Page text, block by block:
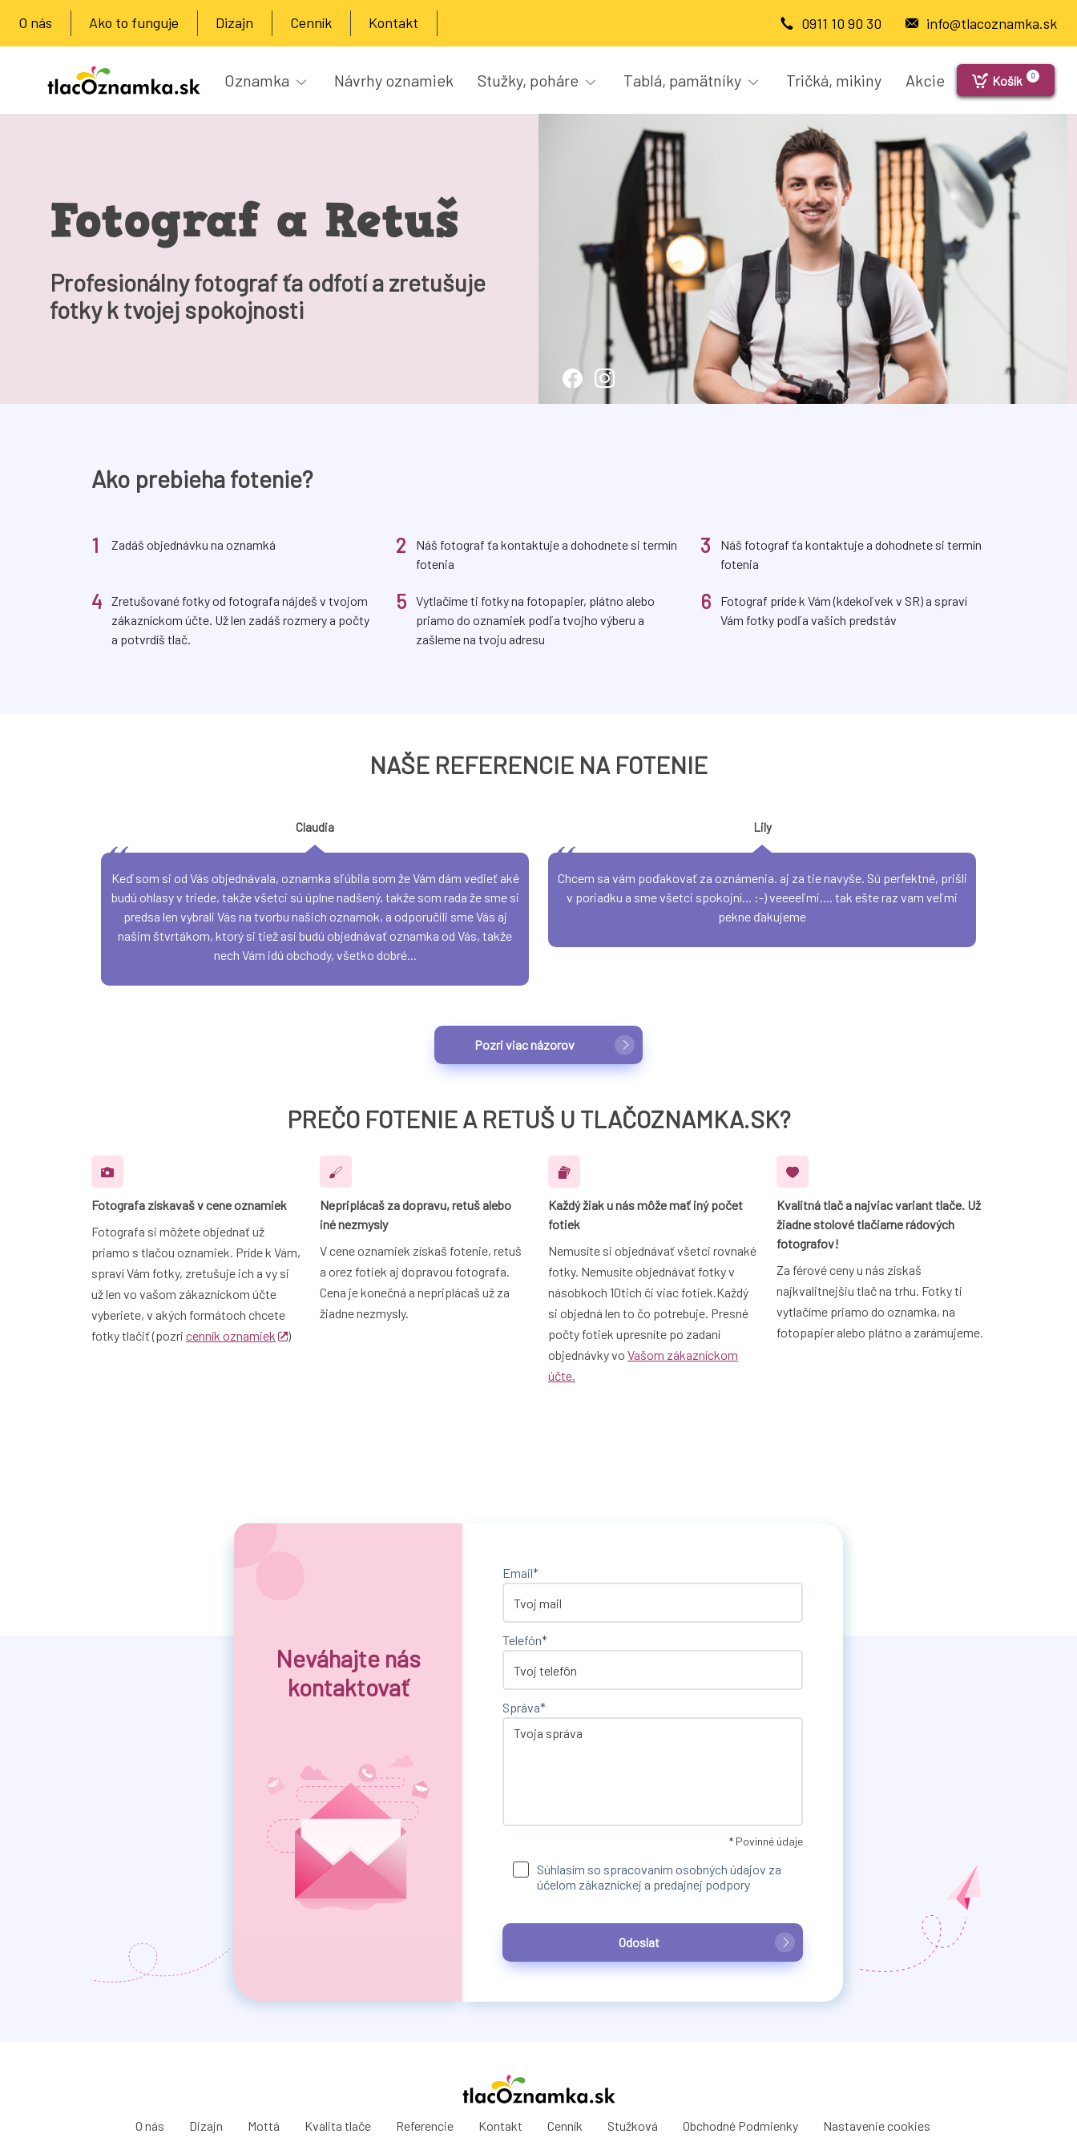
O nás Ako to funguje Dizajn Cenník Kontakt 0911 10 90 30 info@tlacoznamka.sk
Oznamka Návrhy oznamiek Stužky, poháre Tablá, pamätníky Tričká, mikiny Akcie Košík 0
Fotograf a Retuš
Profesionálny fotograf ťa odfotí a zretušuje
fotky k tvojej spokojnosti
Ako prebieha fotenie?
1 Zadáš objednávku na oznamká
4
Zretušované fotky od fotografa nájdeš v tvojom
zákazníckom účte. Už len zadáš rozmery a počty
a potvrdíš tlač.
2
Náš fotograf ťa kontaktuje a dohodnete si termín
fotenia
5
Vytlačíme ti fotky na fotopapier, plátno alebo
priamo do oznamiek podľa tvojho výberu a
zašleme na tvoju adresu
3
Náš fotograf ťa kontaktuje a dohodnete si termín
fotenia
6
Fotograf príde k Vám (kdekoľvek v SR) a spraví
Vám fotky podľa vašich predstáv
NAŠE REFERENCIE NA FOTENIE
Claudia
Keď som si od Vás objednávala, oznamka sľúbila som že Vám dám vedieť aké
budú ohlasy v triede, takže všetci sú úplne nadšený, takže som rada že sme si
predsa len vybrali Vás na tvorbu našich oznamok, a odporučili sme Vás aj
našim štvrtákom, ktorý si tiež asi budú objednávať oznamka od Vás, takže
nech Vám idú obchody, všetko dobré...
Lily
Chcem sa vám poďakovať za oznámenia. aj za tie navyše. Sú perfektné, prišli
v poriadku a sme všetci spokojní... :-) veeeeľmi.... tak ešte raz vam veľmi
pekne ďakujeme
Pozri viac názorov
PREČO FOTENIE A RETUŠ U TLAČOZNAMKA.SK?
Fotografa získavaš v cene oznamiek
Fotografa si môžete objednať už
priamo s tlačou oznamiek. Príde k Vám,
spraví Vám fotky, zretušuje ich a vy si
už len vo vašom zákazníckom účte
vyberiete, v akých formátoch chcete
fotky tlačiť (pozri cenník oznamiek )
Nepriplácaš za dopravu, retuš alebo
iné nezmysly
V cene oznamiek získaš fotenie, retuš
a orez fotiek aj dopravou fotografa.
Cena je konečná a nepriplácaš už za
žiadne nezmysly.
Každý žiak u nás môže mať iný počet
fotiek
Nemusíte si objednávať všetci rovnaké
fotky. Nemusíte objednávať fotky v
násobkoch 10tich či viac fotiek.Každý
si objedná len to čo potrebuje. Presné
počty fotiek upresníte po zadaní
objednávky vo Vašom zákazníckom
účte.
Kvalitná tlač a najviac variant tlače. Už
žiadne stolové tlačiarne rádových
fotografov!
Za férové ceny u nás získaš
najkvalitnejšiu tlač na trhu. Fotky ti
vytlačíme priamo do oznamka, na
fotopapier alebo plátno a zarámujeme.
Neváhajte nás
kontaktovať
Email*
Telefón*
Správa*
* Povinné údaje
Súhlasím so spracovaním osobných údajov za
účelom zákazníckej a predajnej podpory
Odoslat
O nás Dizajn Mottá Kvalita tlače Referencie Kontakt Cenník Stužková Obchodné Podmienky Nastavenie cookies